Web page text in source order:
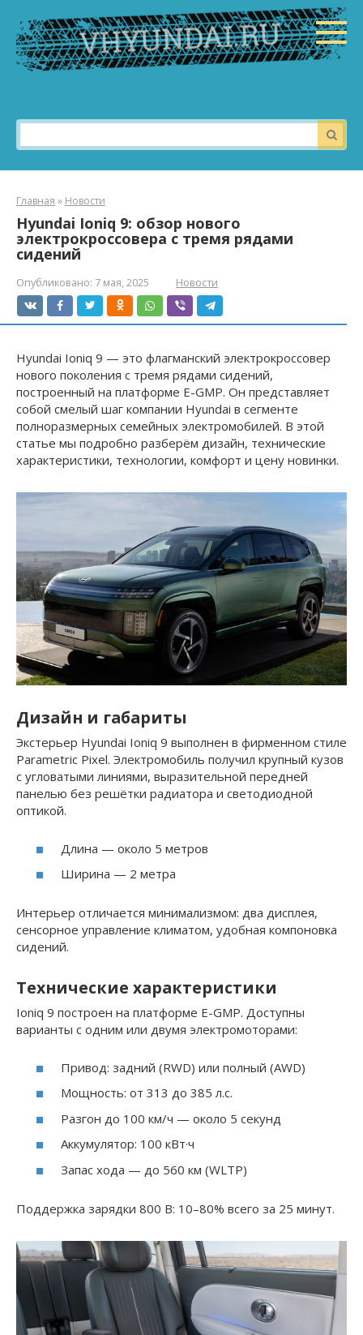
контенту
Поиск:
Главная » Новости
Hyundai Ioniq 9: обзор нового
электрокроссовера с тремя рядами
сидений
Опубликовано: 7 мая, 2025 Новости
Hyundai Ioniq 9 — это флагманский электрокроссовер
нового поколения с тремя рядами сидений,
построенный на платформе E-GMP. Он представляет
собой смелый шаг компании Hyundai в сегменте
полноразмерных семейных электромобилей. В этой
статье мы подробно разберём дизайн, технические
характеристики, технологии, комфорт и цену новинки.
Дизайн и габариты
Экстерьер Hyundai Ioniq 9 выполнен в фирменном стиле
Parametric Pixel. Электромобиль получил крупный кузов
с угловатыми линиями, выразительной передней
панелью без решётки радиатора и светодиодной
оптикой.
Длина — около 5 метров
Ширина — 2 метра
Интерьер отличается минимализмом: два дисплея,
сенсорное управление климатом, удобная компоновка
сидений.
Технические характеристики
Ioniq 9 построен на платформе E-GMP. Доступны
варианты с одним или двумя электромоторами:
Привод: задний (RWD) или полный (AWD)
Мощность: от 313 до 385 л.с.
Разгон до 100 км/ч — около 5 секунд
Аккумулятор: 100 кВт·ч
Запас хода — до 560 км (WLTP)
Поддержка зарядки 800 В: 10–80% всего за 25 минут.